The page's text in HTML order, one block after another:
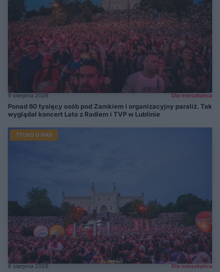
9 sierpnia 2026 Dla mieszkańca
Ponad 60 tysięcy osób pod Zamkiem i organizacyjny paraliż. Tak
wyglądał koncert Lato z Radiem i TVP w Lublinie
TYLKO U NAS
8 sierpnia 2026 Dla mieszkańca